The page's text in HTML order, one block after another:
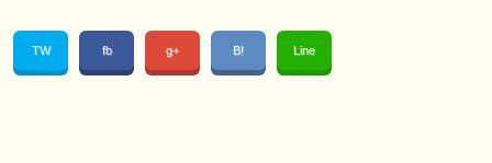
TW fb g+ B! Line